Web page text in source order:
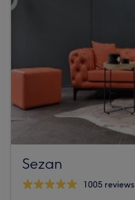
Sezan
1005 reviews